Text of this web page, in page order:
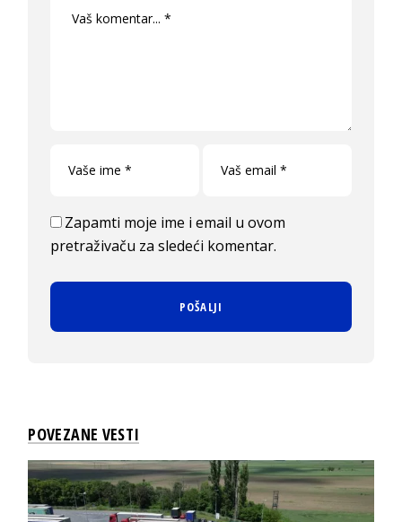
Zapamti moje ime i email u ovom
pretraživaču za sledeći komentar.
POVEZANE VESTI